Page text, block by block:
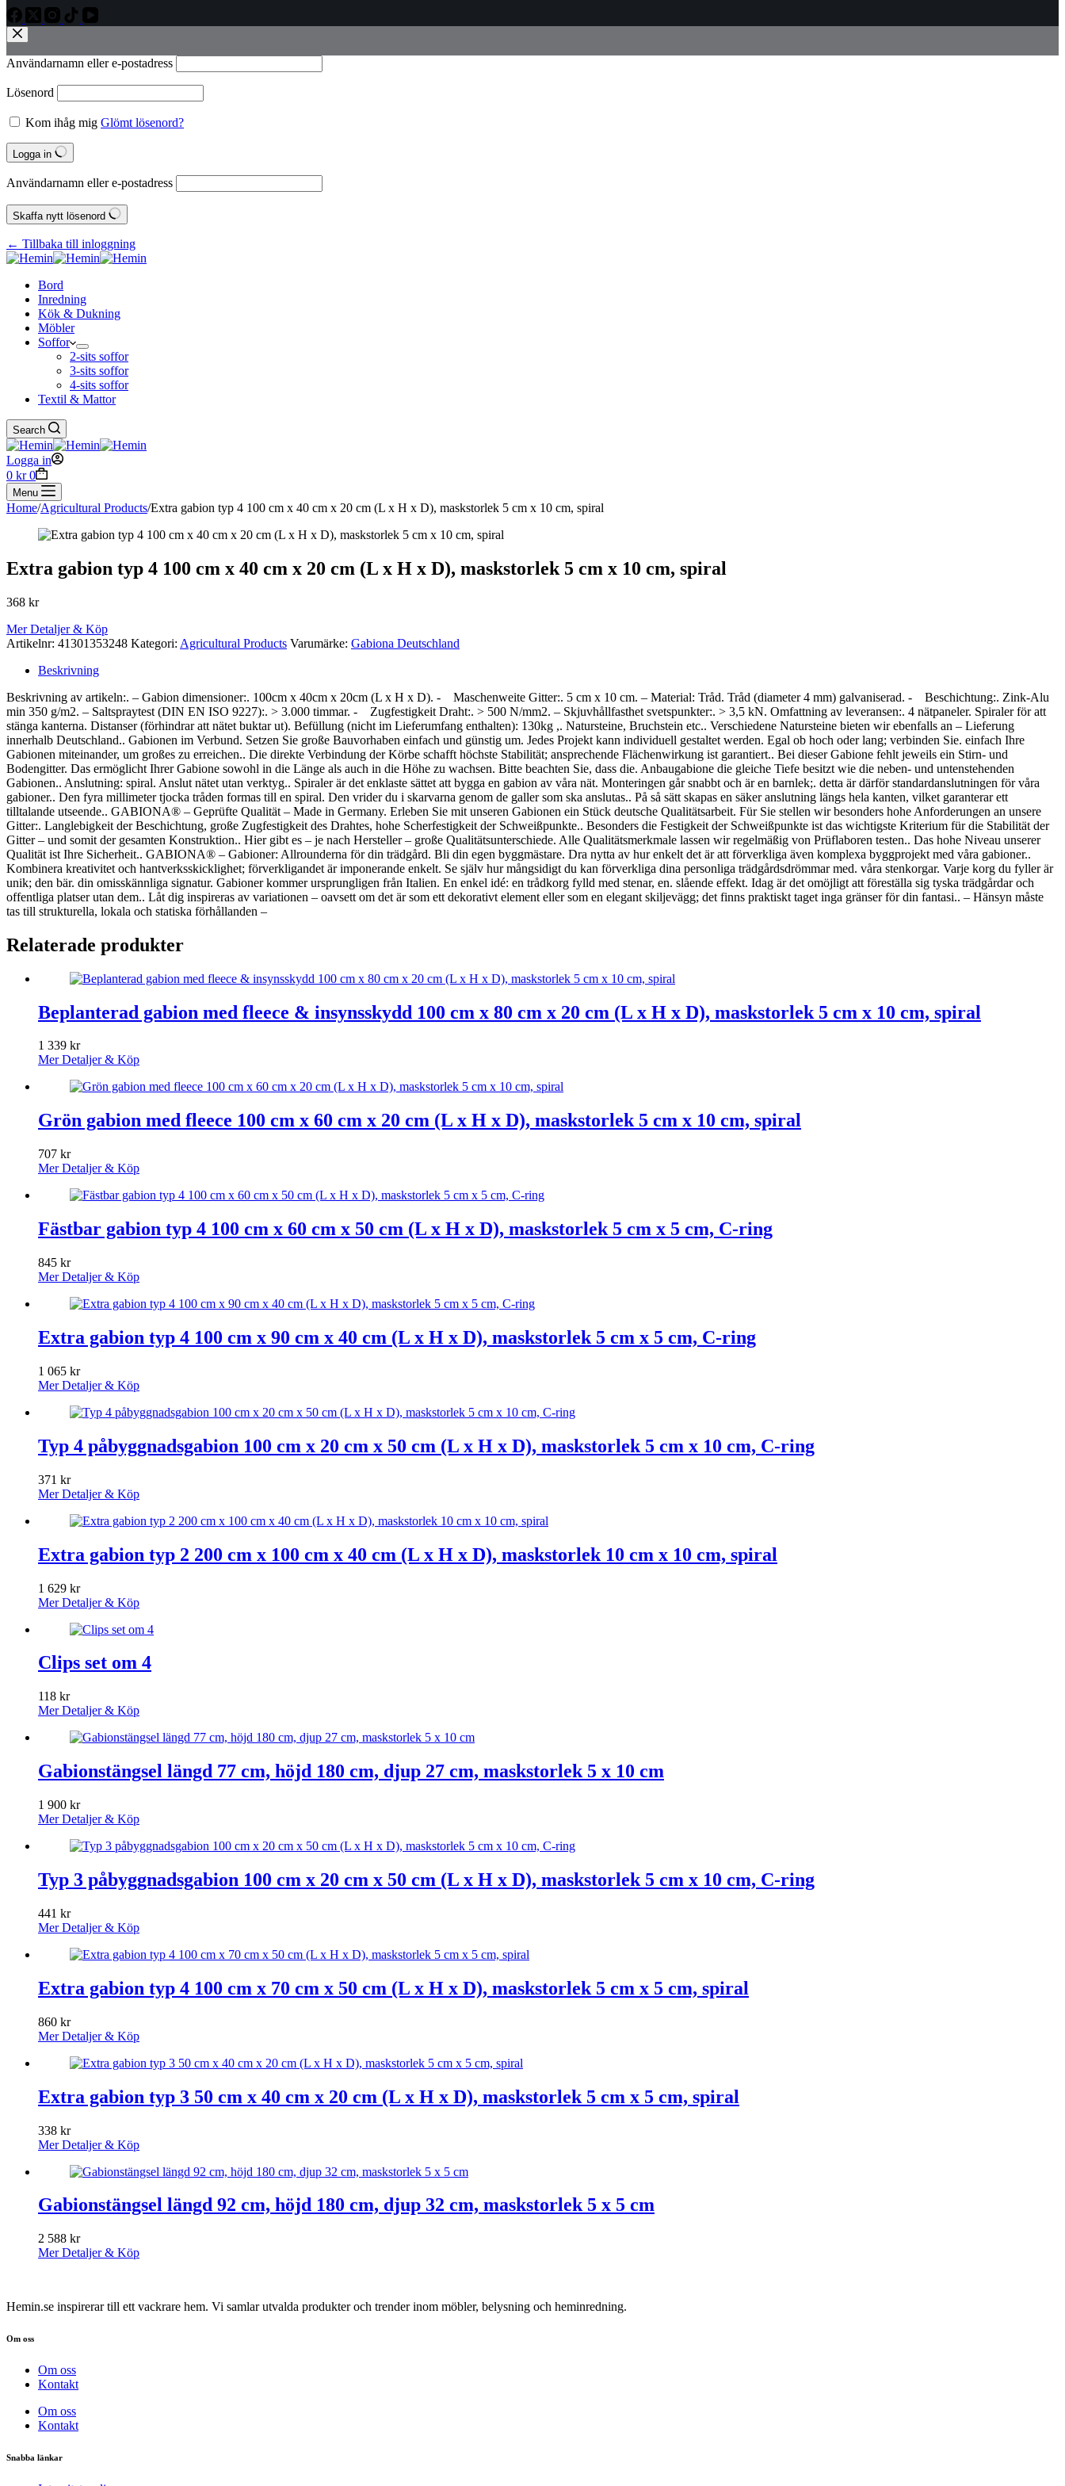
Användarnamn eller e‑postadress
Lösenord
Kom ihåg mig Glömt lösenord?
Logga in
Användarnamn eller e‑postadress
Skaffa nytt lösenord
← Tillbaka till inloggning
Bord
Inredning
Kök & Dukning
Möbler
Soffor
2-sits soffor
3-sits soffor
4-sits soffor
Textil & Mattor
Search
Logga in
Shopping
cart
0 kr 0
Menu
Home/Agricultural Products/Extra gabion typ 4 100 cm x 40 cm x 20 cm (L x H x D), maskstorlek 5 cm x 10 cm, spiral
Extra gabion typ 4 100 cm x 40 cm x 20 cm (L x H x D), maskstorlek 5 cm x 10 cm, spiral
368 kr
Mer Detaljer & Köp
Artikelnr: 41301353248 Kategori: Agricultural Products Varumärke: Gabiona Deutschland
Beskrivning
Beskrivning av artikeln:. – Gabion dimensioner:. 100cm x 40cm x 20cm (L x H x D). - Maschenweite Gitter:. 5 cm x 10 cm. – Material: Tråd. Tråd (diameter 4 mm) galvaniserad. - Beschichtung:. Zink-Alu
min 350 g/m2. – Saltspraytest (DIN EN ISO 9227):. > 3.000 timmar. - Zugfestigkeit Draht:. > 500 N/mm2. – Skjuvhållfasthet svetspunkter:. > 3,5 kN. Omfattning av leveransen:. 4 nätpaneler. Spiraler för att
stänga kanterna. Distanser (förhindrar att nätet buktar ut). Befüllung (nicht im Lieferumfang enthalten): 130kg ,. Natursteine, Bruchstein etc.. Verschiedene Natursteine bieten wir ebenfalls an – Lieferung
innerhalb Deutschland.. Gabionen im Verbund. Setzen Sie große Bauvorhaben einfach und günstig um. Jedes Projekt kann individuell gestaltet werden. Egal ob hoch oder lang; verbinden Sie. einfach Ihre
Gabionen miteinander, um großes zu erreichen.. Die direkte Verbindung der Körbe schafft höchste Stabilität; ansprechende Flächenwirkung ist garantiert.. Bei dieser Gabione fehlt jeweils ein Stirn- und
Bodengitter. Das ermöglicht Ihrer Gabione sowohl in die Länge als auch in die Höhe zu wachsen. Bitte beachten Sie, dass die. Anbaugabione die gleiche Tiefe besitzt wie die neben- und untenstehenden
Gabionen.. Anslutning: spiral. Anslut nätet utan verktyg.. Spiraler är det enklaste sättet att bygga en gabion av våra nät. Monteringen går snabbt och är en barnlek;. detta är därför standardanslutningen för våra
gabioner.. Den fyra millimeter tjocka tråden formas till en spiral. Den vrider du i skarvarna genom de galler som ska anslutas.. På så sätt skapas en säker anslutning längs hela kanten, vilket garanterar ett
tilltalande utseende.. GABIONA® – Geprüfte Qualität – Made in Germany. Erleben Sie mit unseren Gabionen ein Stück deutsche Qualitätsarbeit. Für Sie stellen wir besonders hohe Anforderungen an unsere
Gitter:. Langlebigkeit der Beschichtung, große Zugfestigkeit des Drahtes, hohe Scherfestigkeit der Schweißpunkte.. Besonders die Festigkeit der Schweißpunkte ist das wichtigste Kriterium für die Stabilität der
Gitter – und somit der gesamten Konstruktion.. Hier gibt es – je nach Hersteller – große Qualitätsunterschiede. Alle Qualitätsmerkmale lassen wir regelmäßig von Prüflaboren testen.. Das hohe Niveau unserer
Qualität ist Ihre Sicherheit.. GABIONA® – Gabioner: Allrounderna för din trädgård. Bli din egen byggmästare. Dra nytta av hur enkelt det är att förverkliga även komplexa byggprojekt med våra gabioner..
Kombinera kreativitet och hantverksskicklighet; förverkligandet är imponerande enkelt. Se själv hur mångsidigt du kan förverkliga dina personliga trädgårdsdrömmar med. våra stenkorgar. Varje korg du fyller är
unik; den bär. din omisskännliga signatur. Gabioner kommer ursprungligen från Italien. En enkel idé: en trådkorg fylld med stenar, en. slående effekt. Idag är det omöjligt att föreställa sig tyska trädgårdar och
offentliga platser utan dem.. Låt dig inspireras av variationen – oavsett om det är som ett dekorativt element eller som en elegant skiljevägg; det finns praktiskt taget inga gränser för din fantasi.. – Hänsyn måste
tas till strukturella, lokala och statiska förhållanden –
Relaterade produkter
Beplanterad gabion med fleece & insynsskydd 100 cm x 80 cm x 20 cm (L x H x D), maskstorlek 5 cm x 10 cm, spiral
1 339 kr
Mer Detaljer & Köp
Grön gabion med fleece 100 cm x 60 cm x 20 cm (L x H x D), maskstorlek 5 cm x 10 cm, spiral
707 kr
Mer Detaljer & Köp
Fästbar gabion typ 4 100 cm x 60 cm x 50 cm (L x H x D), maskstorlek 5 cm x 5 cm, C-ring
845 kr
Mer Detaljer & Köp
Extra gabion typ 4 100 cm x 90 cm x 40 cm (L x H x D), maskstorlek 5 cm x 5 cm, C-ring
1 065 kr
Mer Detaljer & Köp
Typ 4 påbyggnadsgabion 100 cm x 20 cm x 50 cm (L x H x D), maskstorlek 5 cm x 10 cm, C-ring
371 kr
Mer Detaljer & Köp
Extra gabion typ 2 200 cm x 100 cm x 40 cm (L x H x D), maskstorlek 10 cm x 10 cm, spiral
1 629 kr
Mer Detaljer & Köp
Clips set om 4
118 kr
Mer Detaljer & Köp
Gabionstängsel längd 77 cm, höjd 180 cm, djup 27 cm, maskstorlek 5 x 10 cm
1 900 kr
Mer Detaljer & Köp
Typ 3 påbyggnadsgabion 100 cm x 20 cm x 50 cm (L x H x D), maskstorlek 5 cm x 10 cm, C-ring
441 kr
Mer Detaljer & Köp
Extra gabion typ 4 100 cm x 70 cm x 50 cm (L x H x D), maskstorlek 5 cm x 5 cm, spiral
860 kr
Mer Detaljer & Köp
Extra gabion typ 3 50 cm x 40 cm x 20 cm (L x H x D), maskstorlek 5 cm x 5 cm, spiral
338 kr
Mer Detaljer & Köp
Gabionstängsel längd 92 cm, höjd 180 cm, djup 32 cm, maskstorlek 5 x 5 cm
2 588 kr
Mer Detaljer & Köp
Hemin.se inspirerar till ett vackrare hem. Vi samlar utvalda produkter och trender inom möbler, belysning och heminredning.
Om oss
Om oss
Kontakt
Om oss
Kontakt
Snabba länkar